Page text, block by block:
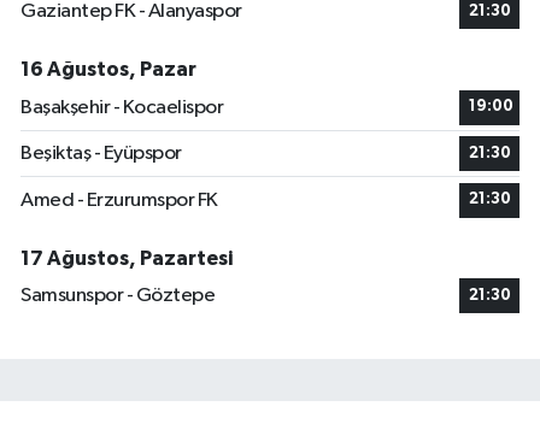
Gaziantep FK - Alanyaspor 21:30
16 Ağustos, Pazar
Başakşehir - Kocaelispor
19:00
Beşiktaş - Eyüpspor 21:30
Amed - Erzurumspor FK 21:30
17 Ağustos, Pazartesi
Samsunspor - Göztepe
21:30